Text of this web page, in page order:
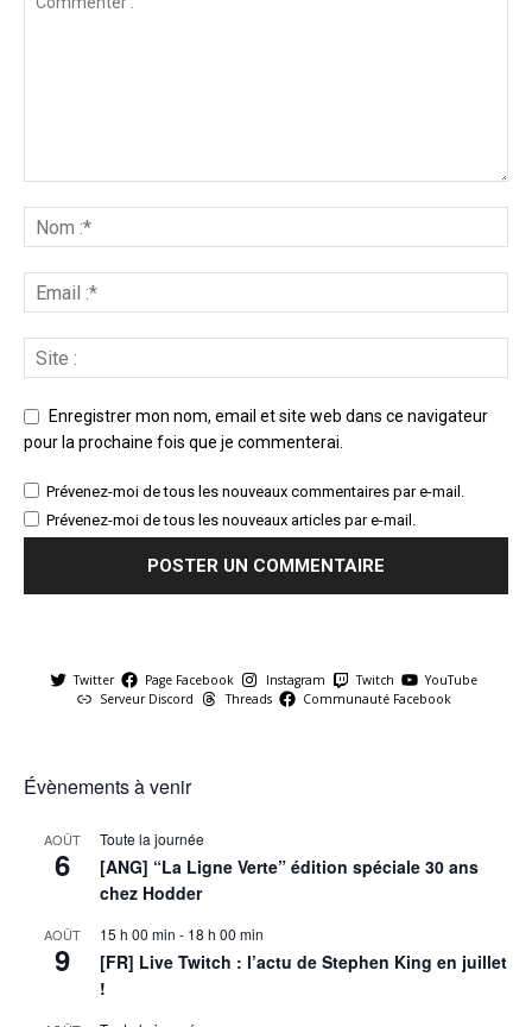
Enregistrer mon nom, email et site web dans ce navigateur
pour la prochaine fois que je commenterai.
Prévenez-moi de tous les nouveaux commentaires par e-mail.
Prévenez-moi de tous les nouveaux articles par e-mail.
Twitter Page Facebook Instagram Twitch
YouTube
Serveur Discord
Threads Communauté Facebook
Évènements à venir
AOÛT
6
Toute la journée
[ANG] “La Ligne Verte” édition spéciale 30 ans
chez Hodder
AOÛT
9
15 h 00 min - 18 h 00 min
[FR] Live Twitch : l’actu de Stephen King en juillet
!